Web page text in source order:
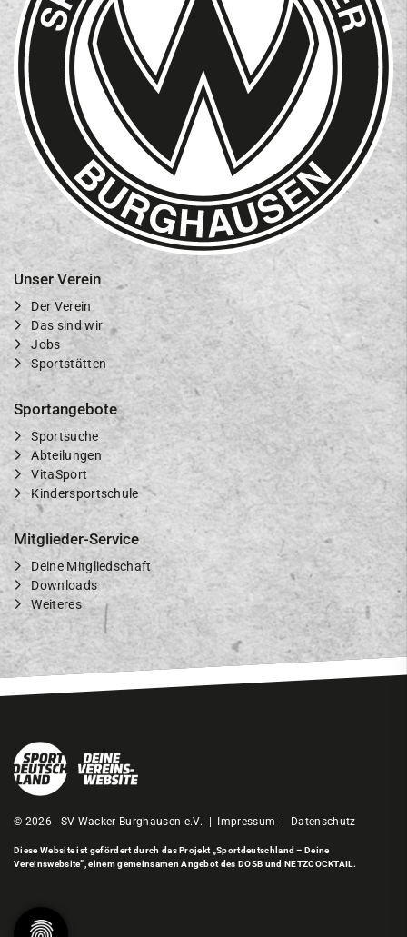
Unser Verein
Der Verein
Das sind wir
Jobs
Sportstätten
Sportangebote
Sportsuche
Abteilungen
VitaSport
Kindersportschule
Mitglieder-Service
Deine Mitgliedschaft
Downloads
Weiteres
© 2026 - SV Wacker Burghausen e.V. | Impressum | Datenschutz
Diese Website ist gefördert durch das Projekt „Sportdeutschland – Deine
Vereinswebsite” , einem gemeinsamen Angebot des DOSB und NETZCOCKTAIL.